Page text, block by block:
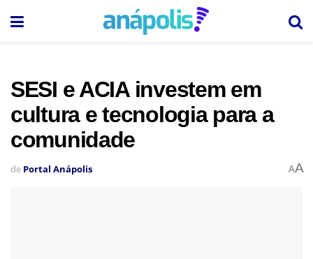
SESI e ACIA investem em
cultura e tecnologia para a
comunidade
de Portal Anápolis AA